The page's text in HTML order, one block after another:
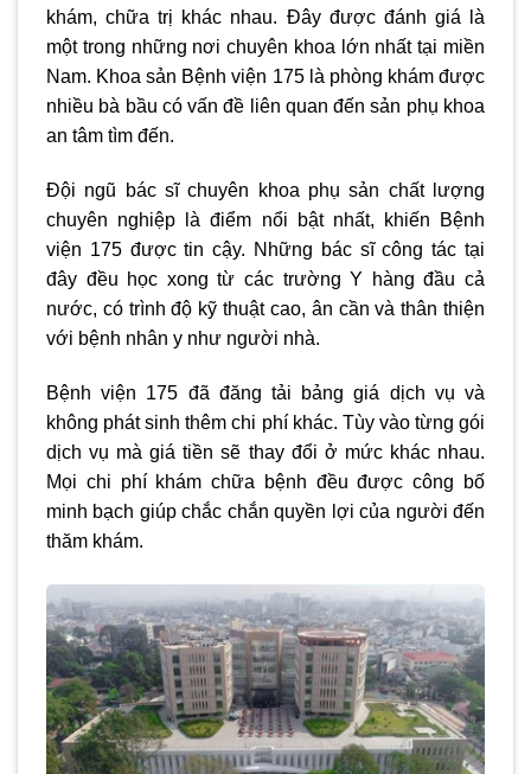
khám, chữa trị khác nhau. Đây được đánh giá là
một trong những nơi chuyên khoa lớn nhất tại miền
Nam. Khoa sản Bệnh viện 175 là phòng khám được
nhiều bà bầu có vấn đề liên quan đến sản phụ khoa
an tâm tìm đến.
Đội ngũ bác sĩ chuyên khoa phụ sản chất lượng
chuyên nghiệp là điểm nổi bật nhất, khiến Bệnh
viện 175 được tin cậy. Những bác sĩ công tác tại
đây đều học xong từ các trường Y hàng đầu cả
nước, có trình độ kỹ thuật cao, ân cần và thân thiện
với bệnh nhân y như người nhà.
Bệnh viện 175 đã đăng tải bảng giá dịch vụ và
không phát sinh thêm chi phí khác. Tùy vào từng gói
dịch vụ mà giá tiền sẽ thay đổi ở mức khác nhau.
Mọi chi phí khám chữa bệnh đều được công bố
minh bạch giúp chắc chắn quyền lợi của người đến
thăm khám.